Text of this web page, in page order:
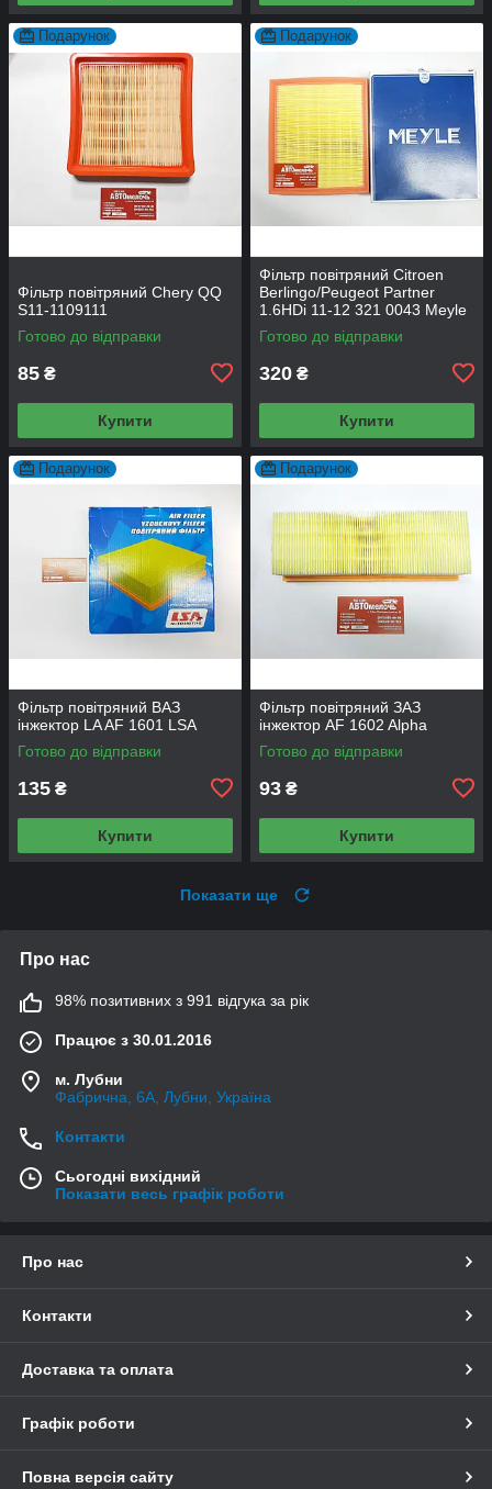
Подарунок
Фільтр повітряний Chery QQ
S11-1109111
Готово до відправки
85 ₴
Купити
Подарунок
Фільтр повітряний Citroen
Berlingo/Peugeot Partner
1.6HDi 11-12 321 0043 Meyle
Готово до відправки
320 ₴
Купити
Подарунок
Фільтр повітряний ВАЗ
інжектор LA AF 1601 LSA
Готово до відправки
135 ₴
Купити
Подарунок
Фільтр повітряний ЗАЗ
інжектор AF 1602 Alpha
Готово до відправки
93 ₴
Купити
Показати ще
Про нас
98% позитивних з 991 відгука за рік
Працює з 30.01.2016
м. Лубни
Фабрична, 6А, Лубни, Україна
Контакти
Сьогодні вихідний
Показати весь графік роботи
Про нас
Контакти
Доставка та оплата
Графік роботи
Повна версія сайту